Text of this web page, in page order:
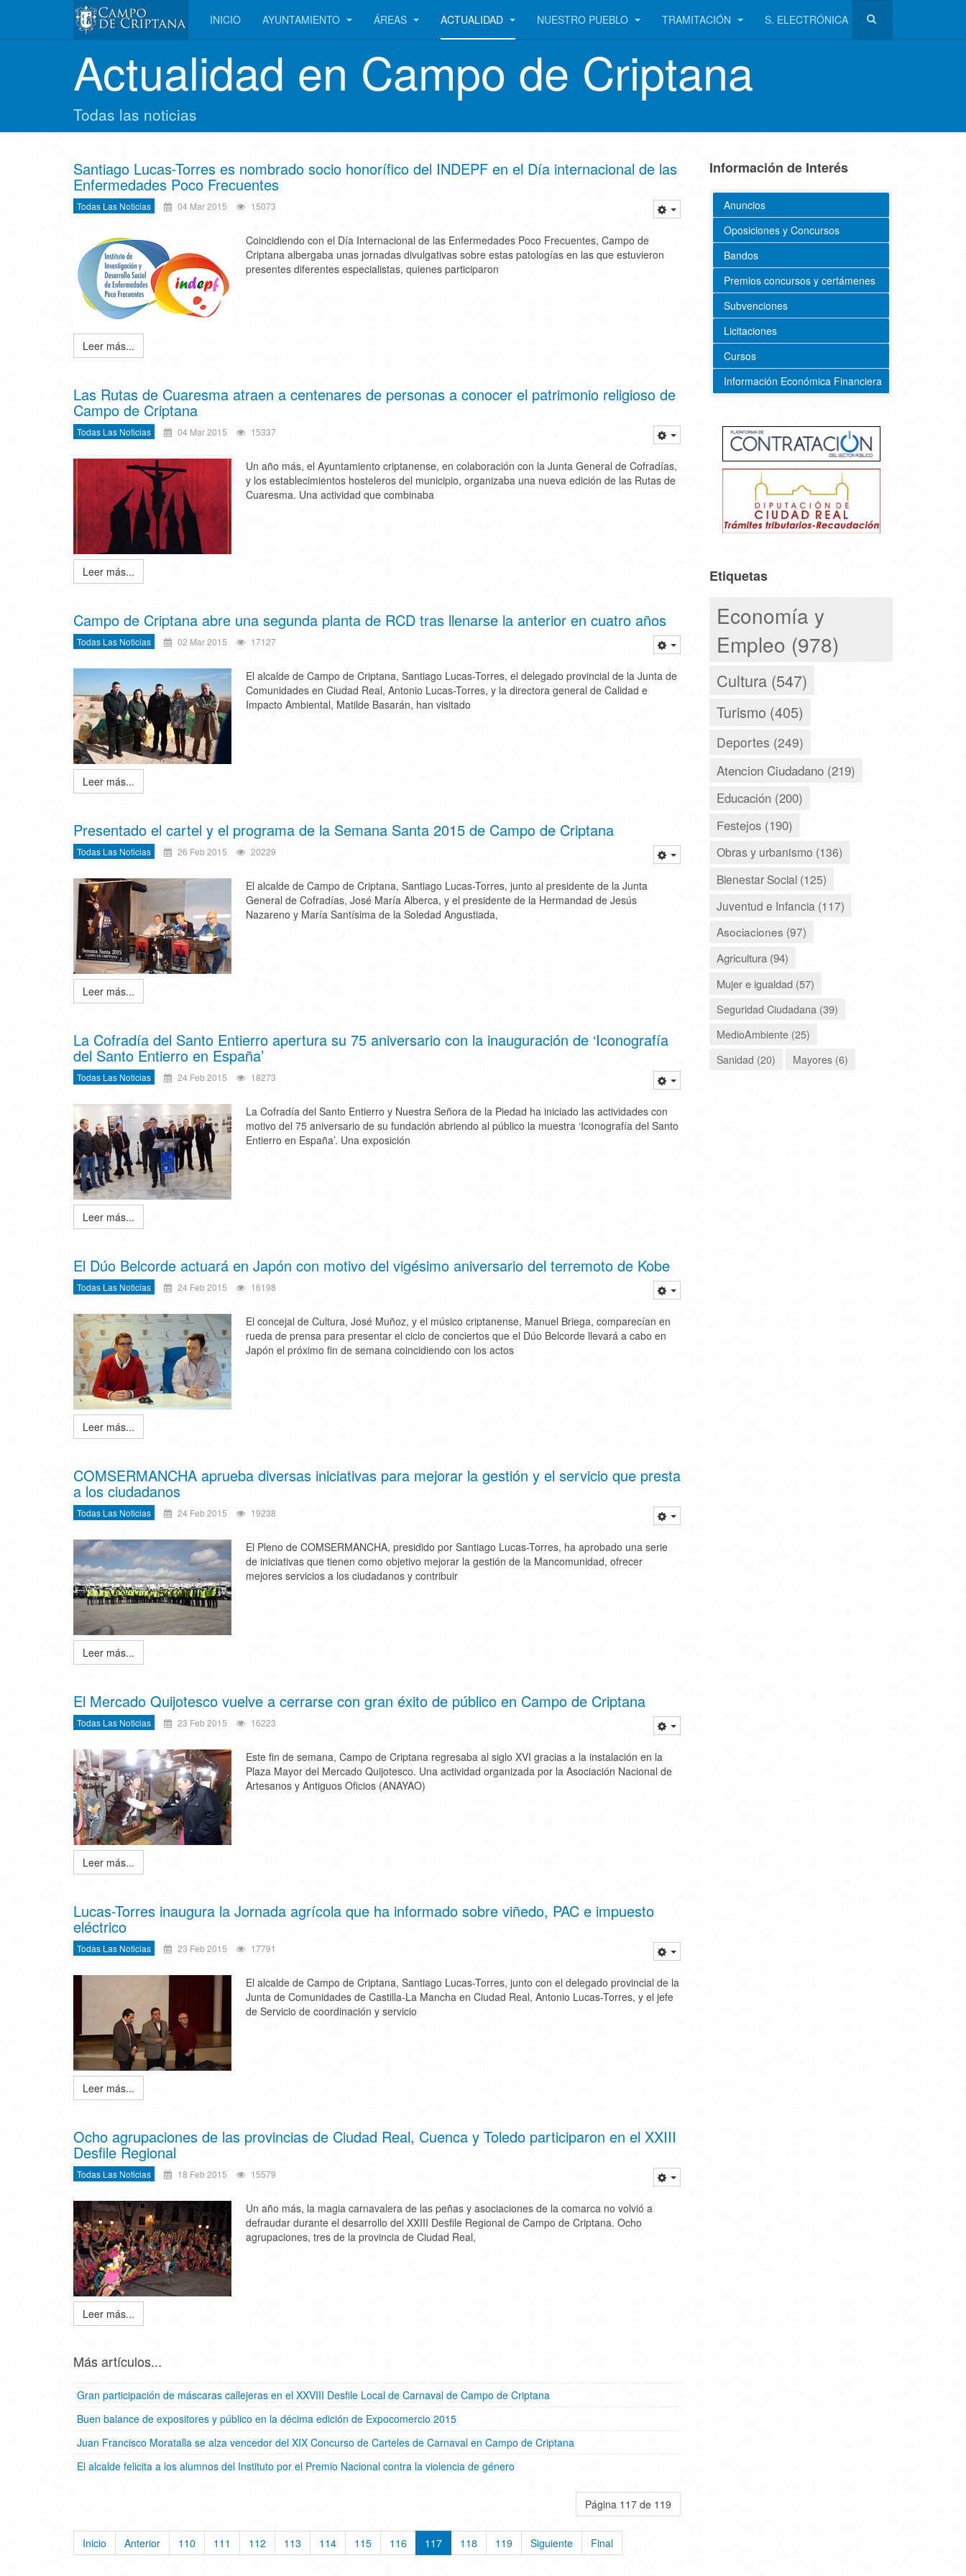
INICIO AYUNTAMIENTO ÁREAS ACTUALIDAD NUESTRO PUEBLO TRAMITACIÓN S. ELECTRÓNICA
Actualidad en Campo de Criptana
Todas las noticias
Santiago Lucas-Torres es nombrado socio honorífico del INDEPF en el Día internacional de las
Enfermedades Poco Frecuentes
Todas Las Noticias 04 Mar 2015 15073
Coincidiendo con el Día Internacional de las Enfermedades Poco Frecuentes, Campo de
Criptana albergaba unas jornadas divulgativas sobre estas patologías en las que estuvieron
presentes diferentes especialistas, quienes participaron
Leer más...
Las Rutas de Cuaresma atraen a centenares de personas a conocer el patrimonio religioso de
Campo de Criptana
Todas Las Noticias 04 Mar 2015 15337
Un año más, el Ayuntamiento criptanense, en colaboración con la Junta General de Cofradías,
y los establecimientos hosteleros del municipio, organizaba una nueva edición de las Rutas de
Cuaresma. Una actividad que combinaba
Leer más...
Campo de Criptana abre una segunda planta de RCD tras llenarse la anterior en cuatro años
Todas Las Noticias 02 Mar 2015 17127
El alcalde de Campo de Criptana, Santiago Lucas-Torres, el delegado provincial de la Junta de
Comunidades en Ciudad Real, Antonio Lucas-Torres, y la directora general de Calidad e
Impacto Ambiental, Matilde Basarán, han visitado
Leer más...
Presentado el cartel y el programa de la Semana Santa 2015 de Campo de Criptana
Todas Las Noticias 26 Feb 2015 20229
El alcalde de Campo de Criptana, Santiago Lucas-Torres, junto al presidente de la Junta
General de Cofradías, José María Alberca, y el presidente de la Hermandad de Jesús
Nazareno y María Santísima de la Soledad Angustiada,
Leer más...
La Cofradía del Santo Entierro apertura su 75 aniversario con la inauguración de ‘Iconografía
del Santo Entierro en España’
Todas Las Noticias 24 Feb 2015 18273
La Cofradía del Santo Entierro y Nuestra Señora de la Piedad ha iniciado las actividades con
motivo del 75 aniversario de su fundación abriendo al público la muestra ‘Iconografía del Santo
Entierro en España’. Una exposición
Leer más...
El Dúo Belcorde actuará en Japón con motivo del vigésimo aniversario del terremoto de Kobe
Todas Las Noticias 24 Feb 2015 16198
El concejal de Cultura, José Muñoz, y el músico criptanense, Manuel Briega, comparecían en
rueda de prensa para presentar el ciclo de conciertos que el Dúo Belcorde llevará a cabo en
Japón el próximo fin de semana coincidiendo con los actos
Leer más...
COMSERMANCHA aprueba diversas iniciativas para mejorar la gestión y el servicio que presta
a los ciudadanos
Todas Las Noticias 24 Feb 2015 19238
El Pleno de COMSERMANCHA, presidido por Santiago Lucas-Torres, ha aprobado una serie
de iniciativas que tienen como objetivo mejorar la gestión de la Mancomunidad, ofrecer
mejores servicios a los ciudadanos y contribuir
Leer más...
El Mercado Quijotesco vuelve a cerrarse con gran éxito de público en Campo de Criptana
Todas Las Noticias 23 Feb 2015 16223
Este fin de semana, Campo de Criptana regresaba al siglo XVI gracias a la instalación en la
Plaza Mayor del Mercado Quijotesco. Una actividad organizada por la Asociación Nacional de
Artesanos y Antiguos Oficios (ANAYAO)
Leer más...
Lucas-Torres inaugura la Jornada agrícola que ha informado sobre viñedo, PAC e impuesto
eléctrico
Todas Las Noticias 23 Feb 2015 17791
El alcalde de Campo de Criptana, Santiago Lucas-Torres, junto con el delegado provincial de la
Junta de Comunidades de Castilla-La Mancha en Ciudad Real, Antonio Lucas-Torres, y el jefe
de Servicio de coordinación y servicio
Leer más...
Ocho agrupaciones de las provincias de Ciudad Real, Cuenca y Toledo participaron en el XXIII
Desfile Regional
Todas Las Noticias 18 Feb 2015 15579
Un año más, la magia carnavalera de las peñas y asociaciones de la comarca no volvió a
defraudar durante el desarrollo del XXIII Desfile Regional de Campo de Criptana. Ocho
agrupaciones, tres de la provincia de Ciudad Real,
Leer más...
Más artículos...
Gran participación de máscaras callejeras en el XXVIII Desfile Local de Carnaval de Campo de Criptana
Buen balance de expositores y público en la décima edición de Expocomercio 2015
Juan Francisco Moratalla se alza vencedor del XIX Concurso de Carteles de Carnaval en Campo de Criptana
El alcalde felicita a los alumnos del Instituto por el Premio Nacional contra la violencia de género
Página 117 de 119
Inicio Anterior 110 111 112 113 114 115 116 117 118 119 Siguiente Final
Información de Interés
Anuncios
Oposiciones y Concursos
Bandos
Premios concursos y certámenes
Subvenciones
Licitaciones
Cursos
Información Económica Financiera
Etiquetas
Economía y
Empleo (978)
Cultura (547)
Turismo (405)
Deportes (249)
Atencion Ciudadano (219)
Educación (200)
Festejos (190)
Obras y urbanismo (136)
Bienestar Social (125)
Juventud e Infancia (117)
Asociaciones (97)
Agricultura (94)
Mujer e igualdad (57)
Seguridad Ciudadana (39)
MedioAmbiente (25)
Sanidad (20)
Mayores (6)